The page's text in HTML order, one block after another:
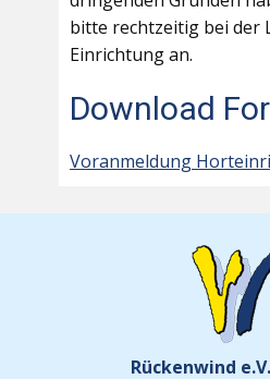
bitte rechtzeitig bei der
Einrichtung an.
Download
Voranmeldung
Rückenwind